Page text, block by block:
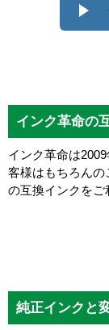
インク革命の
インク革命は
客様はもちろんの
の互換インクをご
純正インクと